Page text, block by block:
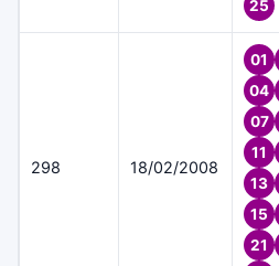
25
298 18/02/2008
01
04
07
11
13
15
21